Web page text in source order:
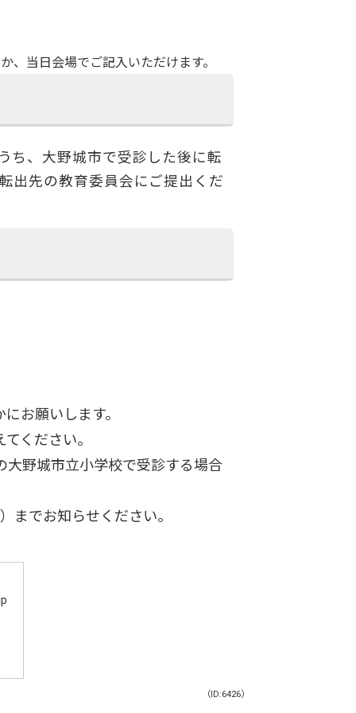
当日会場でご記入いただけます。
ち、大野城市で受診した後に転
出先の教育委員会にご提出くだ
お願いします。
ください。
大野城市立小学校で受診する場合
までお知らせください。
（ID:6426）